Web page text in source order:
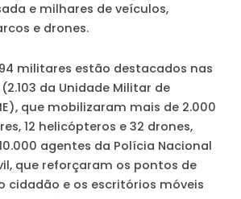
e milhares de veículos,
e drones.
militares estão destacados nas
da Unidade Militar de
que mobilizaram mais de 2.000
12 helicópteros e 32 drones,
agentes da Polícia Nacional
que reforçaram os pontos de
cidadão e os escritórios móveis